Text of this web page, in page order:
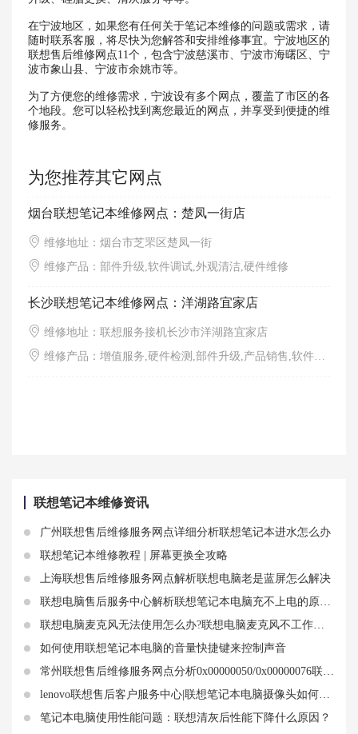
在宁波地区，如果您有任何关于笔记本维修的问题或需求，请
随时联系客服，将尽快为您解答和安排维修事宜。宁波地区的
联想售后维修网点11个，包含宁波慈溪市、宁波市海曙区、宁
波市象山县、宁波市余姚市等。
为了方便您的维修需求，宁波设有多个网点，覆盖了市区的各
个地段。您可以轻松找到离您最近的网点，并享受到便捷的维
修服务。
为您推荐其它网点
烟台联想笔记本维修网点：楚凤一街店
维修地址：烟台市芝罘区楚凤一街
维修产品：部件升级,软件调试,外观清洁,硬件维修
长沙联想笔记本维修网点：洋湖路宜家店
维修地址：联想服务接机长沙市洋湖路宜家店
维修产品：增值服务,硬件检测,部件升级,产品销售,软件调试,外观清洁
联想笔记本维修资讯
广州联想售后维修服务网点详细分析联想笔记本进水怎么办
联想笔记本维修教程 | 屏幕更换全攻略
上海联想售后维修服务网点解析联想电脑老是蓝屏怎么解决
联想电脑售后服务中心解析联想笔记本电脑充不上电的原因和解决方法
联想电脑麦克风无法使用怎么办?联想电脑麦克风不工作的原因和解决方法
如何使用联想笔记本电脑的音量快捷键来控制声音
常州联想售后维修服务网点分析0x00000050/0x00000076联想笔记本电脑蓝屏故障排查
lenovo联想售后客户服务中心|联想笔记本电脑摄像头如何打开 联想笔记本相机win10打不开什么都不显示怎么办
笔记本电脑使用性能问题：联想清灰后性能下降什么原因？